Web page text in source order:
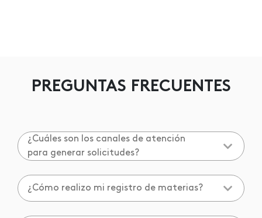
PREGUNTAS FRECUENTES
¿Cuáles son los canales de atención
para generar solicitudes?
¿Cómo realizo mi registro de materias?